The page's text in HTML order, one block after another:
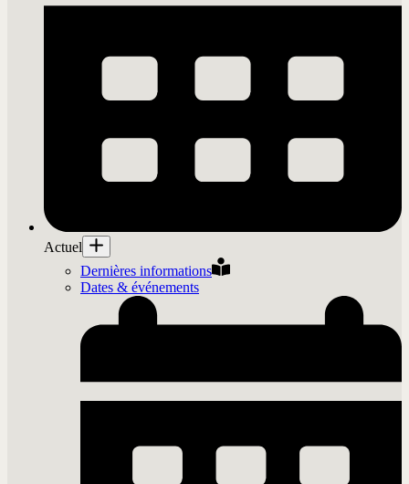
Actuel
Dernières informations
Dates & événements